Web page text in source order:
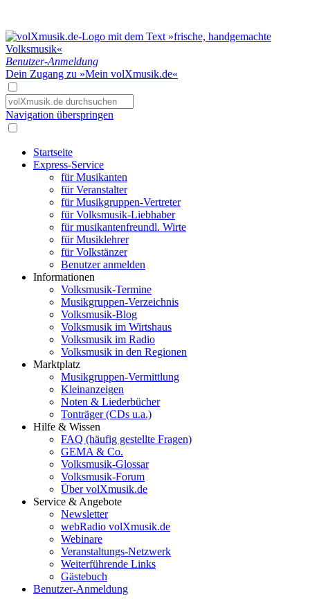
Benutzer-Anmeldung
Dein Zugang zu »Mein volXmusik.de«
Navigation überspringen
Startseite
Express-Service
für Musikanten
für Veranstalter
für Musikgruppen-Vertreter
für Volksmusik-Liebhaber
für musikantenfreundl. Wirte
für Musiklehrer
für Volkstänzer
Benutzer anmelden
Informationen
Volksmusik-Termine
Musikgruppen-Verzeichnis
Volksmusik-Blog
Volksmusik im Wirtshaus
Volksmusik im Radio
Volksmusik in den Regionen
Marktplatz
Musikgruppen-Vermittlung
Kleinanzeigen
Noten & Liederbücher
Tonträger (CDs u.a.)
Hilfe & Wissen
FAQ (häufig gestellte Fragen)
GEMA & Co.
Volksmusik-Glossar
Volksmusik-Forum
Über volXmusik.de
Service & Angebote
Newsletter
webRadio volXmusik.de
Webinare
Veranstaltungs-Netzwerk
Weiterführende Links
Gästebuch
Benutzer-Anmeldung